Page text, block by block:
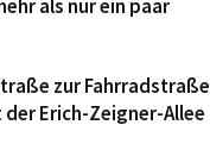
als nur ein paar
zur Fahrradstraße
Erich-Zeigner-Allee